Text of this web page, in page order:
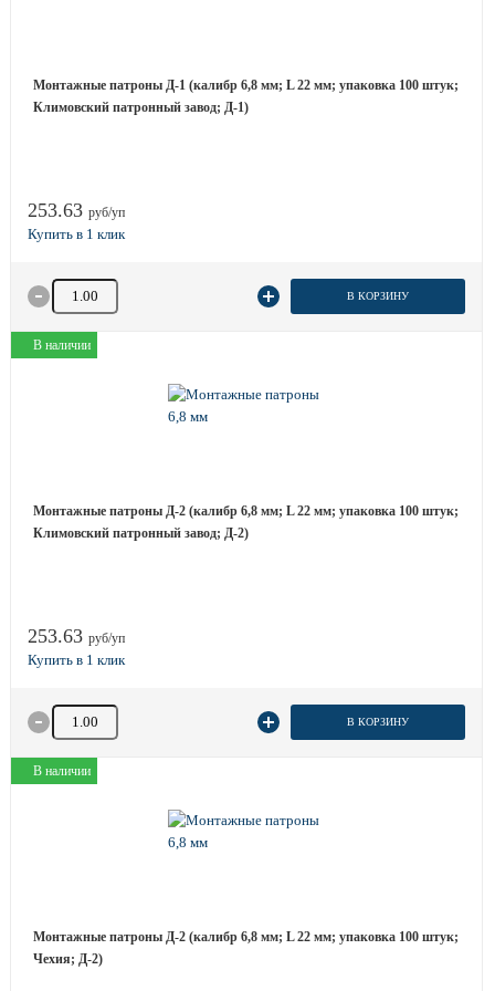
Монтажные патроны Д-1 (калибр 6,8 мм; L 22 мм; упаковка 100 штук;
Климовский патронный завод; Д-1)
253.63 руб/уп
Количество товара В КОРЗИНУ
В наличии
Монтажные патроны Д-2 (калибр 6,8 мм; L 22 мм; упаковка 100 штук;
Климовский патронный завод; Д-2)
253.63 руб/уп
Количество товара В КОРЗИНУ
В наличии
Монтажные патроны Д-2 (калибр 6,8 мм; L 22 мм; упаковка 100 штук;
Чехия; Д-2)